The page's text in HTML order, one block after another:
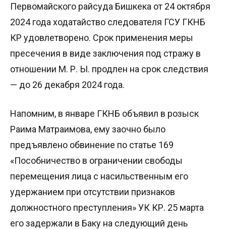
Первомайского райсуда Бишкека от 24 октября
2024 года ходатайство следователя ГСУ ГКНБ
КР удовлетворено. Срок применения меры
пресечения в виде заключения под стражу в
отношении М. Р. Ы. продлен на срок следствия
— до 26 декабря 2024 года.
Напомним, в январе ГКНБ объявил в розыск
Раима Матраимова, ему заочно было
предъявлено обвинение по статье 169
«Пособничество в ограничении свободы
перемещения лица с насильственным его
удержанием при отсутствии признаков
должностного преступления» УК КР. 25 марта
его задержали в Баку на следующий день